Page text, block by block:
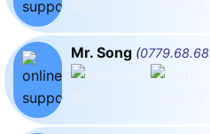
Mr. Song (